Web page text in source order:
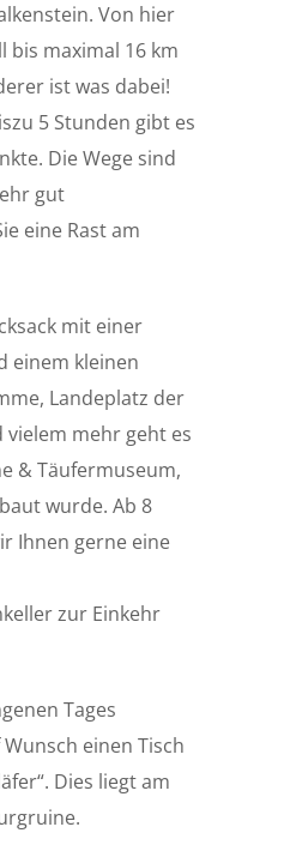
Von hier
bis maximal 16 km
ist was dabei!
5 Stunden gibt es
Die Wege sind
gut
eine Rast am
mit einer
einem kleinen
Landeplatz der
vielem mehr geht es
& Täufermuseum,
wurde. Ab 8
Ihnen gerne eine
zur Einkehr
Tages
einen Tisch
Dies liegt am